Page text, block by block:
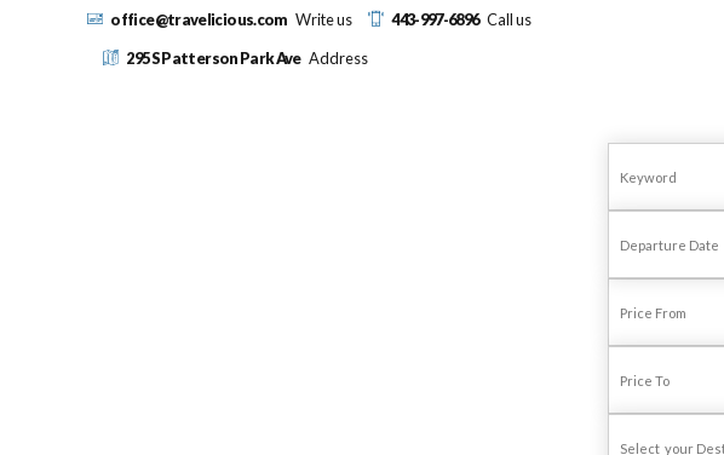
office@travelicious.com Write us 443-997-6896 Call us
295 S Patterson Park Ave Address